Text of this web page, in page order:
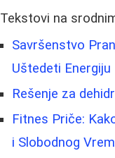
Tekstovi na
Savršenstvo
Uštedeti Energiju
Rešenje za
Fitnes Priče:
i Slobodnog